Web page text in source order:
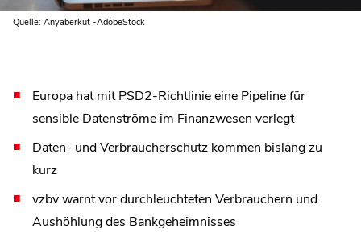
Quelle: Anyaberkut -AdobeStock
Europa hat mit PSD2-Richtlinie eine Pipeline für
sensible Datenströme im Finanzwesen verlegt
Daten- und Verbraucherschutz kommen bislang zu
kurz
vzbv warnt vor durchleuchteten Verbrauchern und
Aushöhlung des Bankgeheimnisses